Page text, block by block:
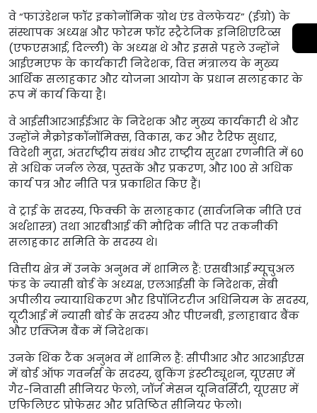
वे “फाउंडेशन फॉर इकोनॉमिक ग्रोथ एंड वेलफेयर” (ईग्रो) के
संस्थापक अध्यक्ष और फोरम फॉर स्ट्रैटेजिक इनिशिएटिव्स
(एफएसआई, दिल्ली) के अध्यक्ष थे और इससे पहले उन्होंने
आईएमएफ के कार्यकारी निदेशक, वित्त मंत्रालय के मुख्य
आर्थिक सलाहकार और योजना आयोग के प्रधान सलाहकार के
रूप में कार्य किया है।
वे आईसीआरआईईआर के निदेशक और मुख्य कार्यकारी थे और
उन्होंने मैक्रोइकॉनॉमिक्स, विकास, कर और टैरिफ सुधार,
विदेशी मुद्रा, अंतर्राष्ट्रीय संबंध और राष्ट्रीय सुरक्षा रणनीति में 60
से अधिक जर्नल लेख, पुस्तकें और प्रकरण, और 100 से अधिक
कार्य पत्र और नीति पत्र प्रकाशित किए हैं।
वे ट्राई के सदस्य, फिक्की के सलाहकार (सार्वजनिक नीति एवं
अर्थशास्त्र) तथा आरबीआई की मौद्रिक नीति पर तकनीकी
सलाहकार समिति के सदस्य थे।
वित्तीय क्षेत्र में उनके अनुभव में शामिल हैं: एसबीआई म्यूचुअल
फंड के न्यासी बोर्ड के अध्यक्ष, एलआईसी के निदेशक, सेबी
अपीलीय न्यायाधिकरण और डिपॉजिटरीज अधिनियम के सदस्य,
यूटीआई में न्यासी बोर्ड के सदस्य और पीएनबी, इलाहाबाद बैंक
और एक्जिम बैंक में निदेशक।
उनके थिंक टैंक अनुभव में शामिल हैं: सीपीआर और आरआईएस
में बोर्ड ऑफ गवर्नर्स के सदस्य, ब्रुकिंग इंस्टीट्यूशन, यूएसए में
गैर-निवासी सीनियर फेलो, जॉर्ज मेसन यूनिवर्सिटी, यूएसए में
एफिलिएट प्रोफेसर और प्रतिष्ठित सीनियर फेलो।